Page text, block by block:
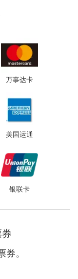
万事达卡
美国运通
银联卡
。